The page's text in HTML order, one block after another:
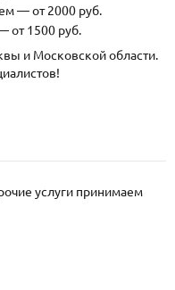
— от 2000 руб.
от 1500 руб.
и Московской области.
услуги принимаем